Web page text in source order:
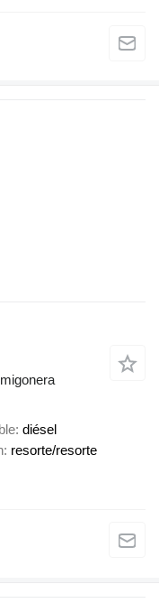
diésel
resorte/resorte